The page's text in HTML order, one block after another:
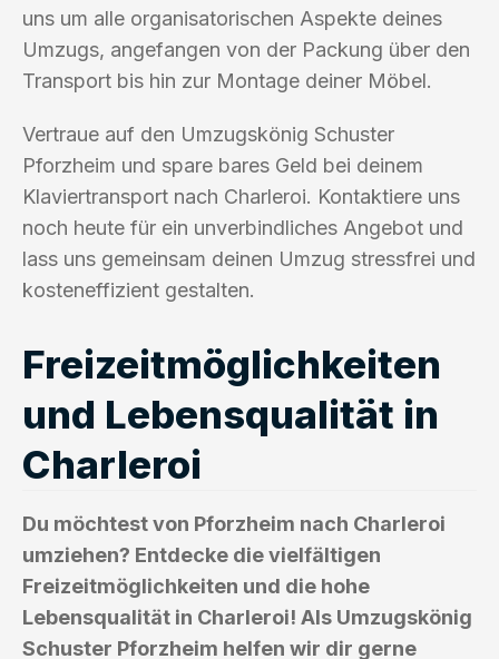
uns um alle organisatorischen Aspekte deines
Umzugs, angefangen von der Packung über den
Transport bis hin zur Montage deiner Möbel.
Vertraue auf den Umzugskönig Schuster
Pforzheim und spare bares Geld bei deinem
Klaviertransport nach Charleroi. Kontaktiere uns
noch heute für ein unverbindliches Angebot und
lass uns gemeinsam deinen Umzug stressfrei und
kosteneffizient gestalten.
Freizeitmöglichkeiten
und Lebensqualität in
Charleroi
Du möchtest von Pforzheim nach Charleroi
umziehen? Entdecke die vielfältigen
Freizeitmöglichkeiten und die hohe
Lebensqualität in Charleroi! Als Umzugskönig
Schuster Pforzheim helfen wir dir gerne